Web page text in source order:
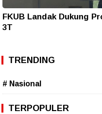
FKUB Landak Dukung
3T
TRENDING
# Nasional
TERPOPULER